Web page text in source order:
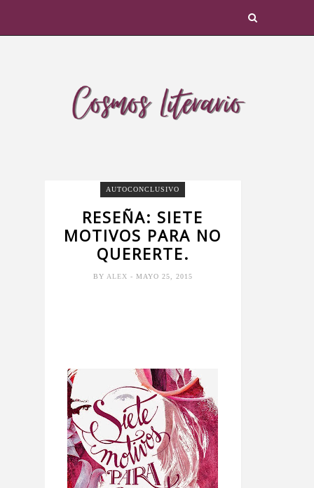
AUTOCONCLUSIVO
RESEÑA: SIETE
MOTIVOS PARA NO
QUERERTE.
BY ALEX - MAYO 25, 2015